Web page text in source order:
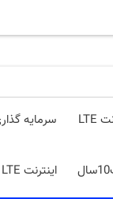
بدون پیش پرداخت در 4 قسط ✅ اینترنت LTE
سرمایه
این آقای58ساله با کرم ضدچروک جلبک10سال